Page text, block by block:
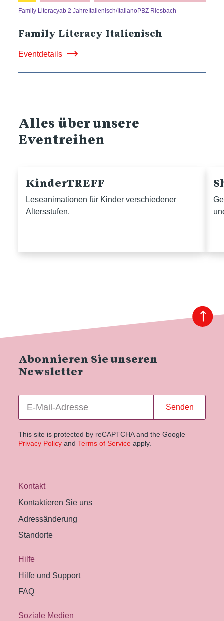
Family Literacyab 2 Jahre Italienisch/ItalianoPBZ Riesbach
Family Literacy Italienisch
Eventdetails
Alles über unsere
Eventreihen
KinderTREFF
Leseanimationen für Kinder verschiedener
Altersstufen.
Abonnieren Sie unseren
Newsletter
Senden
This site is protected by reCAPTCHA and the Google
Privacy Policyand Terms of Service apply.
Kontakt
Kontaktieren Sie uns
Adressänderung
Standorte
Hilfe
Hilfe und Support
FAQ
Soziale Medien